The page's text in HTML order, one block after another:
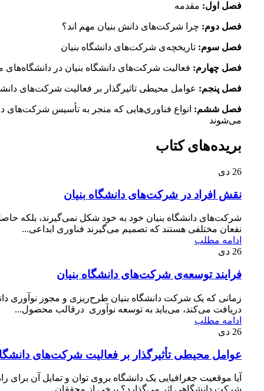
فصل اول:‌ مقدمه
فصل دوم:‌ چرا شرکت‌های دانش بنیان مهم اند؟
فصل سوم:‌ تاریخچه‌ی شركت‌های دانشگاه بنیان
فصل چهارم:‌ فعالیت شركت‌های دانشگاه بنیان در دانشگاه‌های
فصل پنجم: عوامل محیطی تاثیر‌گذار بر فعالیت شركت‌های
فصل ششم: انواع فناوری‌هایی كه منجر به تأسیس شركت‌های
می‌شوند
بریده‌های کتاب
26 دی
نقش افراد در شرکت‌های دانشگاه بنیان
شرکت‌های دانشگاه بنیان خود به خود شکل نمی‌گیرند، بلکه
نفعان مختلفی هستند که تصمیم می‌گیرند فناوری ابداعی...
ادامه مطلب
26 دی
فرایند توسعه‌ی شرکت‌های دانشگاه بنیان
زمانی که یک شرکت دانشگاه بنیان طرح‌ریزی و مجوز نوآوری
دریافت می‌کند، می‌باید به توسعه نوآوری درقالب محصول...
ادامه مطلب
26 دی
عوامل محیطی تأثیر‌گذار بر فعالیت شرکت‌های
آیا موقعیت جغرافیایی یک دانشگاه بروی توان و تمایل آن برای